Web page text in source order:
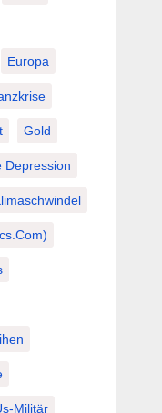
Europa
Gold
Depression
Militär